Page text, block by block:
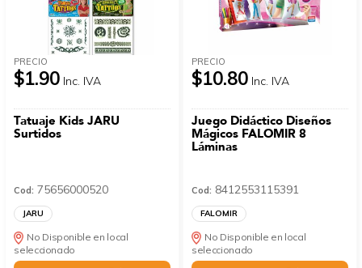
PRECIO
$1.90 Inc. IVA
Tatuaje Kids JARU
Surtidos
Cod: 75656000520
JARU
No Disponible en local
seleccionado
PRECIO
$10.80 Inc. IVA
Juego Didáctico Diseños
Mágicos FALOMIR 8
Láminas
Cod: 8412553115391
FALOMIR
No Disponible en local
seleccionado